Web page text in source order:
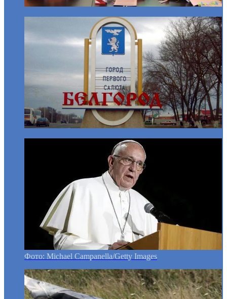
Фото: Michael Campanella/Getty Images